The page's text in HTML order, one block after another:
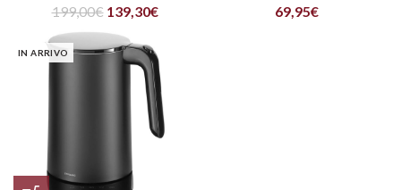
199,00€ 139,30€ 69,95€
IN ARRIVO